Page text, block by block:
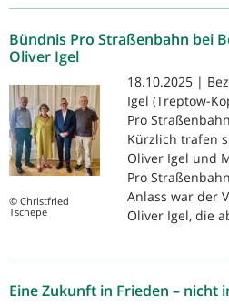
Bündnis Pro Straßenbahn bei
Oliver Igel
© Christfried
Tschepe
18.10.2025 |
Igel (Treptow-
Pro
Kürzlich trafen
Oliver Igel und
Pro
Anlass war der
Oliver Igel, die
Eine Zukunft in Frieden – nicht